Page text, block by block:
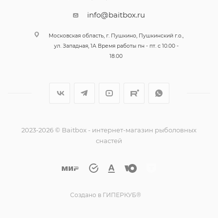
info@baitbox.ru
Московская область, г. Пушкино, Пушкинский г.о.,
ул. Западная, 1А Время работы пн - пт. с 10.00 -
18.00
2023-2026 © Baitbox - интернет-магазин рыболовных
снастей
Создано в ГИПЕРКУБ®